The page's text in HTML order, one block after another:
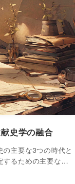
史学の融合
主要な3つの時代と
するための主要な…